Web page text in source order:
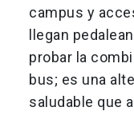
campus y
llegan
probar la
bus; es una
saludable que